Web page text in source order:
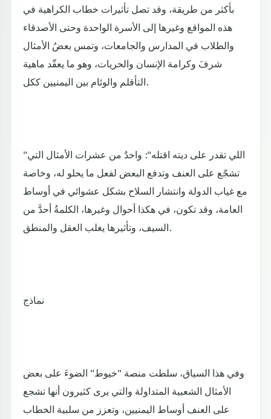
بأكثر من طريقة، وقد تصل تأثيرات خطاب الكراهية في
هذه المواقع وغيرها إلى الأسرة الواحدة وحتى الأصدقاء
والطلاب في المدارس والجامعات، وتمس بعضُ الأمثال
شرفَ وكرامة الإنسان والحريات، وهو ما يعقّد ماهية
التأقلم والوئام بين اليمنيين ككل.
"اللي تقدر على ديته اقتله": واحدٌ من عشرات الأمثال التي
تشجّع على العنف وتدفع البعض لفعل ما يحلو له، وخاصة
مع غياب الدولة وانتشار السلاح بشكل عشوائي في أوساط
العامة، وقد تكون، في هكذا أحوال وغيرها، الكلمةُ أحدَّ من
السيف، وتأثيرها يغلب العقل والمنطق.
نماذج
وفي هذا السياق، سلطت منصة "خيوط" الضوءَ على بعض
الأمثال الشعبية المتداولة والتي يرى كثيرون أنها تشجع
على العنف أوساط اليمنيين، وتعزز من سلبية الخطاب